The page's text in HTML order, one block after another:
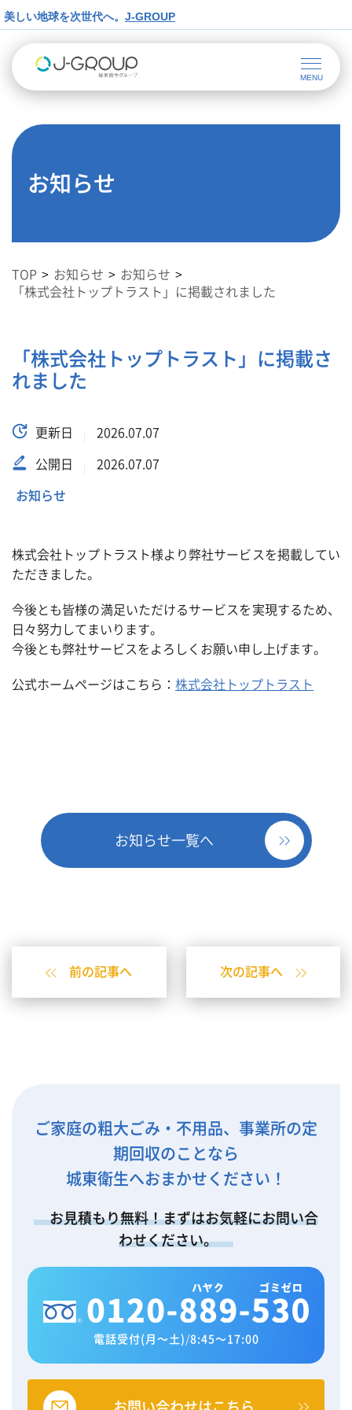
美しい地球を次世代へ。 J-GROUP
お知らせ
TOP お知らせ
お知らせ
「株式会社トップトラスト」に掲載されました
「株式会社トップトラスト」に掲載さ
れました
更新日 2026.07.07
公開日 2026.07.07
お知らせ
株式会社トップトラスト様より弊社サービスを掲載してい
ただきました。
今後とも皆様の満足いただけるサービスを実現するため、
日々努力してまいります。
今後とも弊社サービスをよろしくお願い申し上げます。
公式ホームページはこちら： 株式会社トップトラスト
お知らせ一覧へ
前の記事へ 次の記事へ
ご家庭の粗大ごみ・不用品、事業所の定
期回収のことなら
城東衛生へおまかせください！
お見積もり無料！まずはお気軽にお問い合
わせください。
電話受付(月～土) /8:45～17:00
お問い合わせはこちら